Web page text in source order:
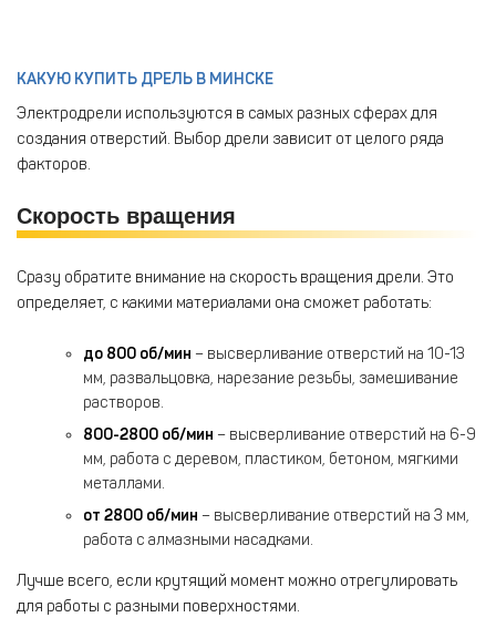
КАКУЮ КУПИТЬ ДРЕЛЬ В МИНСКЕ
Электродрели используются в самых разных сферах для
создания отверстий. Выбор дрели зависит от целого ряда
факторов.
Скорость вращения
Сразу обратите внимание на скорость вращения дрели. Это
определяет, с какими материалами она сможет работать:
до 800 об/мин – высверливание отверстий на 10-13
мм, развальцовка, нарезание резьбы, замешивание
растворов.
800-2800 об/мин – высверливание отверстий на 6-9
мм, работа с деревом, пластиком, бетоном, мягкими
металлами.
от 2800 об/мин – высверливание отверстий на 3 мм,
работа с алмазными насадками.
Лучше всего, если крутящий момент можно отрегулировать
для работы с разными поверхностями.